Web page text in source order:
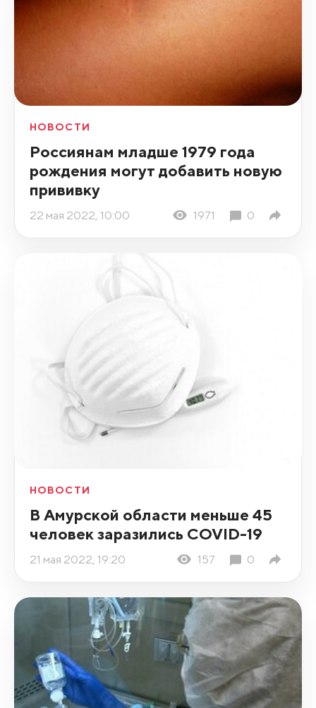
НОВОСТИ
Россиянам младше 1979 года
рождения могут добавить новую
прививку
22 мая 2022, 10:00 1971 0
НОВОСТИ
В Амурской области меньше 45
человек заразились COVID-19
21 мая 2022, 19:20 157 0